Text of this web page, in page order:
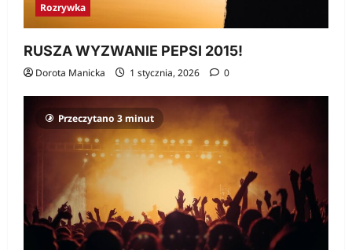
Rozrywka
RUSZA WYZWANIE PEPSI 2015!
Dorota Manicka 1 stycznia, 2026 0
Przeczytano 3 minut